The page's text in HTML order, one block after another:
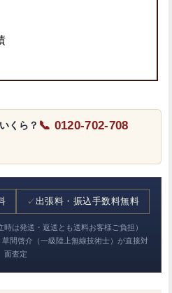
くら？ 📞 0120-702-708
✓出張料・振込手数料無料
は発送・返送とも送料お客様ご負担）
間啓介（一級陸上無線技術士）が直接対
面査定